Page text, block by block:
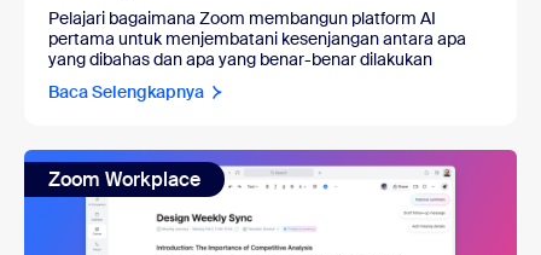
Pelajari bagaimana Zoom membangun platform AI
pertama untuk menjembatani kesenjangan antara apa
yang dibahas dan apa yang benar-benar dilakukan
Baca Selengkapnya
Zoom Workplace